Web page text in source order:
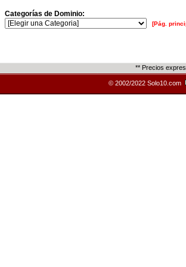
Categorías de Dominio:
[Pág.
** Precios
© 2002/2022 Solo10.com